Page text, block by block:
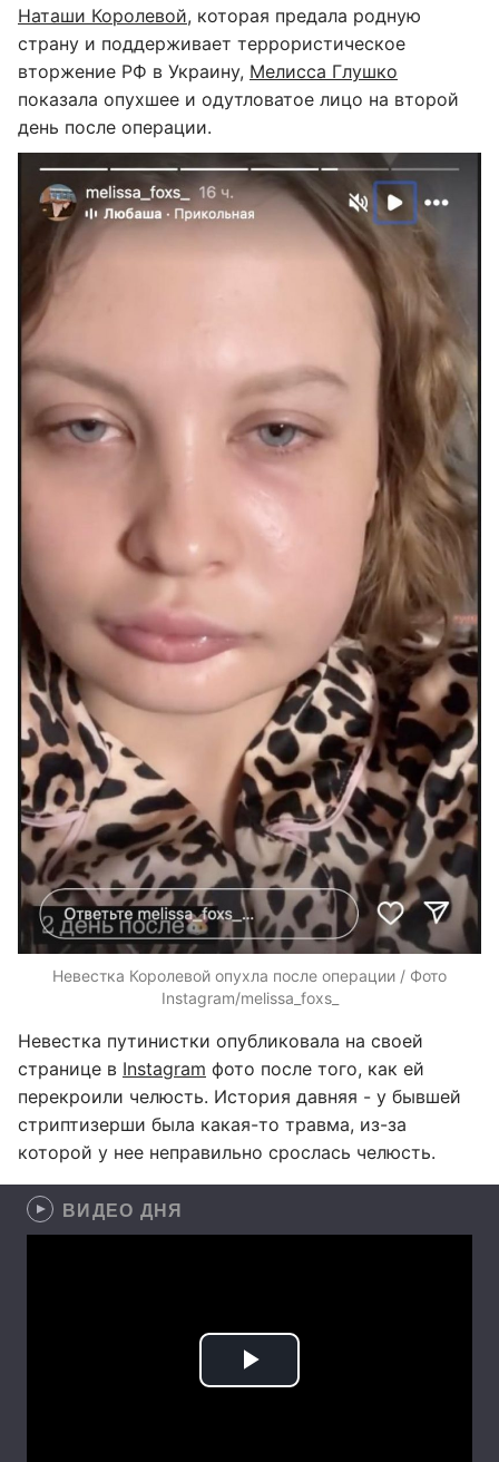
Наташи Королевой, которая предала родную
страну и поддерживает террористическое
вторжение РФ в Украину, Мелисса Глушко
показала опухшее и одутловатое лицо на второй
день после операции.
Невестка Королевой опухла после операции / Фото
Instagram/melissa_foxs_
Невестка путинистки опубликовала на своей
странице в Instagram фото после того, как ей
перекроили челюсть. История давняя - у бывшей
стриптизерши была какая-то травма, из-за
которой у нее неправильно срослась челюсть.
ВИДЕО ДНЯ